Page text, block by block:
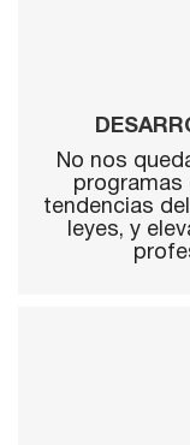
No nos
programas
tendencias
leyes, y